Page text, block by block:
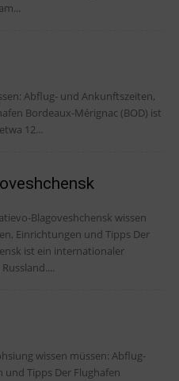
12...
Blagoveshchensk wissen
und Tipps Der
ist ein internationaler
wissen müssen: Abflug-
Flughafen